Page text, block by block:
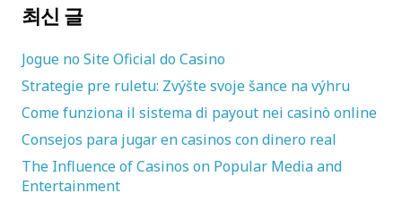
최신 글
Jogue no Site Oficial do Casino
Strategie pre ruletu: Zvýšte svoje šance na výhru
Come funziona il sistema di payout nei casinò online
Consejos para jugar en casinos con dinero real
The Influence of Casinos on Popular Media and
Entertainment